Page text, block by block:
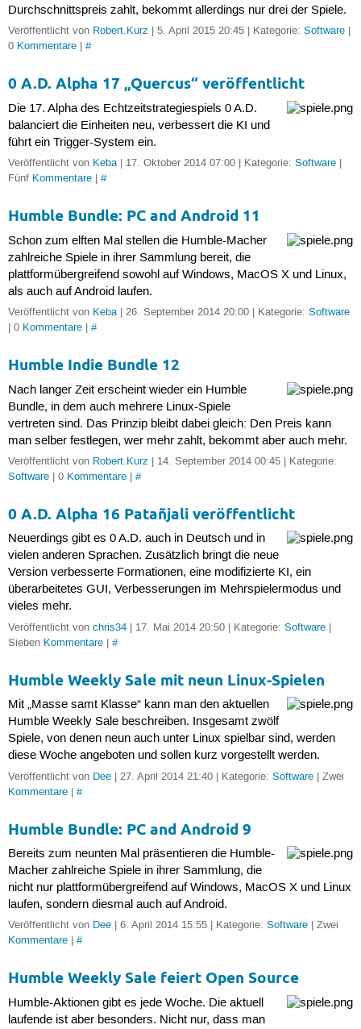
Durchschnittspreis zahlt, bekommt allerdings nur drei der Spiele.
Veröffentlicht von Robert.Kurz | 5. April 2015 20:45 | Kategorie: Software|
0 Kommentare| #
0 A.D. Alpha 17 „Quercus“ veröffentlicht
Die 17. Alpha des Echtzeitstrategiespiels 0 A.D.
balanciert die Einheiten neu, verbessert die KI und
führt ein Trigger-System ein.
Veröffentlicht von Keba| 17. Oktober 2014 07:00 | Kategorie: Software|
Fünf Kommentare| #
Humble Bundle: PC and Android 11
Schon zum elften Mal stellen die Humble-Macher
zahlreiche Spiele in ihrer Sammlung bereit, die
plattformübergreifend sowohl auf Windows, MacOS X und Linux,
als auch auf Android laufen.
Veröffentlicht von Keba| 26. September 2014 20:00 | Kategorie: Software
| 0 Kommentare| #
Humble Indie Bundle 12
Nach langer Zeit erscheint wieder ein Humble
Bundle, in dem auch mehrere Linux-Spiele
vertreten sind. Das Prinzip bleibt dabei gleich: Den Preis kann
man selber festlegen, wer mehr zahlt, bekommt aber auch mehr.
Veröffentlicht von Robert.Kurz | 14. September 2014 00:45 | Kategorie:
Software| 0 Kommentare| #
0 A.D. Alpha 16 Patañjali veröffentlicht
Neuerdings gibt es 0 A.D. auch in Deutsch und in
vielen anderen Sprachen. Zusätzlich bringt die neue
Version verbesserte Formationen, eine modifizierte KI, ein
überarbeitetes GUI, Verbesserungen im Mehrspielermodus und
vieles mehr.
Veröffentlicht von chris34| 17. Mai 2014 20:50 | Kategorie: Software|
Sieben Kommentare| #
Humble Weekly Sale mit neun Linux-Spielen
Mit „Masse samt Klasse“ kann man den aktuellen
Humble Weekly Sale beschreiben. Insgesamt zwölf
Spiele, von denen neun auch unter Linux spielbar sind, werden
diese Woche angeboten und sollen kurz vorgestellt werden.
Veröffentlicht von Dee| 27. April 2014 21:40 | Kategorie: Software| Zwei
Kommentare| #
Humble Bundle: PC and Android 9
Bereits zum neunten Mal präsentieren die Humble-
Macher zahlreiche Spiele in ihrer Sammlung, die
nicht nur plattformübergreifend auf Windows, MacOS X und Linux
laufen, sondern diesmal auch auf Android.
Veröffentlicht von Dee| 6. April 2014 15:55 | Kategorie: Software| Zwei
Kommentare| #
Humble Weekly Sale feiert Open Source
Humble-Aktionen gibt es jede Woche. Die aktuell
laufende ist aber besonders. Nicht nur, dass man